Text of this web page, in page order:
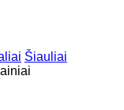
Šiauliai